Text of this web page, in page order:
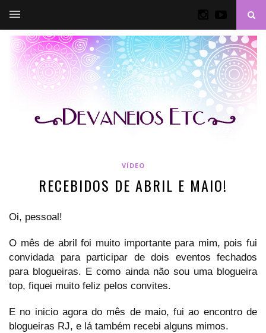
VÍDEO
RECEBIDOS DE ABRIL E MAIO!
Oi, pessoal!
O mês de abril foi muito importante para mim, pois fui
convidada para participar de dois eventos fechados
para blogueiras. E como ainda não sou uma blogueira
top, fiquei muito feliz pelos convites.
E no inicio agora do mês de maio, fui ao encontro de
blogueiras RJ, e lá também recebi alguns mimos.